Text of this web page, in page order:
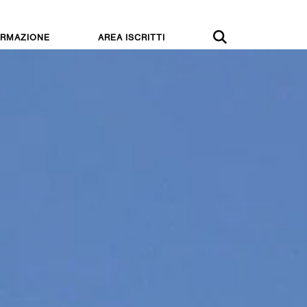
AREA ISCRITTI